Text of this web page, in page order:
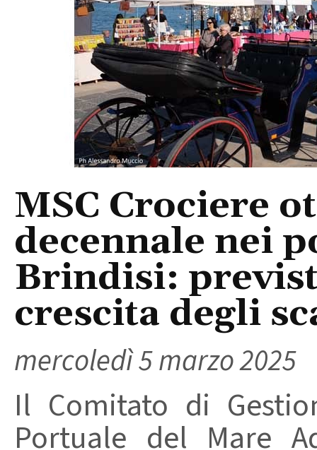
MSC Crociere
decennale nei
Brindisi:
crescita degli
mercoledì 5 marzo 2025
Il Comitato di
Portuale del Mare